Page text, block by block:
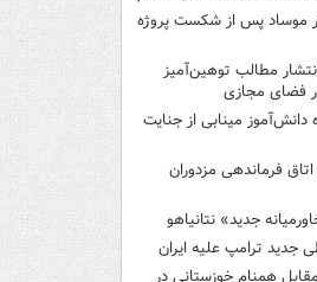
موساد پس از شکست پروژه
مطالب توهین‌آمیز
در فضای مجازی
دانش‌آموز مینابی از جنایت
فرماندهی مزدوران
جدید» نتانیاهو
جدید ترامپ علیه ایران
همنام خوزستانی در